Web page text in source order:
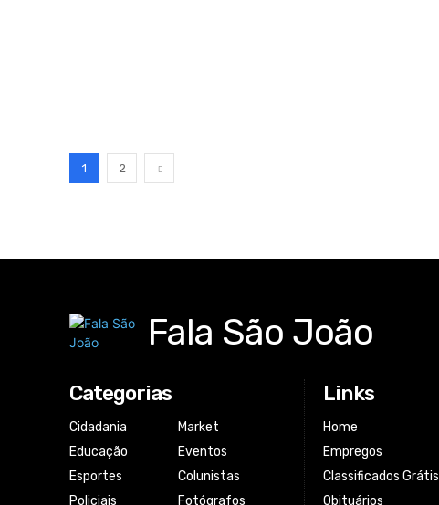
1 2
Fala São João
Categorias
Cidadania
Educação
Esportes
Policiais
Market
Eventos
Colunistas
Fotógrafos
Links
Home
Empregos
Classificados Grátis
Obituários